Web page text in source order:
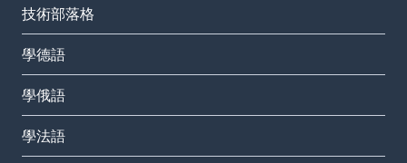
技術部落格
學德語
學俄語
學法語